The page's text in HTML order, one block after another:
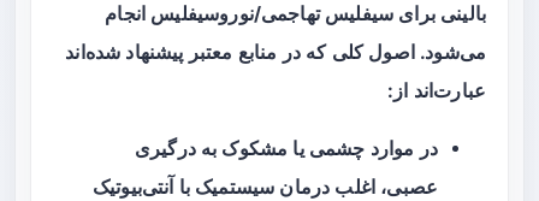
بالینی برای سیفلیس تهاجمی/نوروسیفلیس انجام
می‌شود. اصول کلی که در منابع معتبر پیشنهاد شده‌اند
عبارت‌اند از:
در موارد چشمی یا مشکوک به درگیری
عصبی، اغلب درمان سیستمیک با آنتی‌بیوتیک